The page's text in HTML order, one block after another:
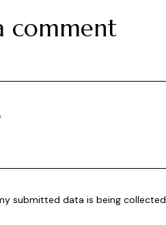
comment
submitted data is being